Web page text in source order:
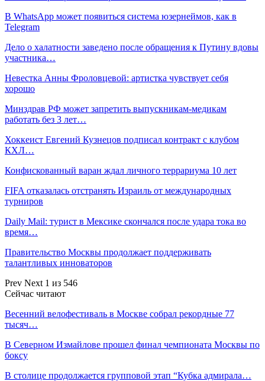
В WhatsApp может появиться система юзернеймов, как в
Telegram
Дело о халатности заведено после обращения к Путину вдовы
участника…
Невестка Анны Фроловцевой: артистка чувствует себя
хорошо
Минздрав РФ может запретить выпускникам-медикам
работать без 3 лет…
Хоккеист Евгений Кузнецов подписал контракт с клубом
КХЛ…
Конфискованный варан ждал личного террариума 10 лет
FIFA отказалась отстранять Израиль от международных
турниров
Daily Mail: турист в Мексике скончался после удара тока во
время…
Правительство Москвы продолжает поддерживать
талантливых инноваторов
Prev Next 1 из 546
Сейчас читают
Весенний велофестиваль в Москве собрал рекордные 77
тысяч…
В Северном Измайлове прошел финал чемпионата Москвы по
боксу
В столице продолжается групповой этап “Кубка адмирала…